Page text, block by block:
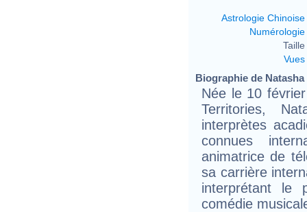
Astrologie Chinoise
Numérologie
Taille
Vues
Biographie de
Née le 10
Territories,
interprètes
connues
animatrice de
sa carrière
interprétant le
comédie